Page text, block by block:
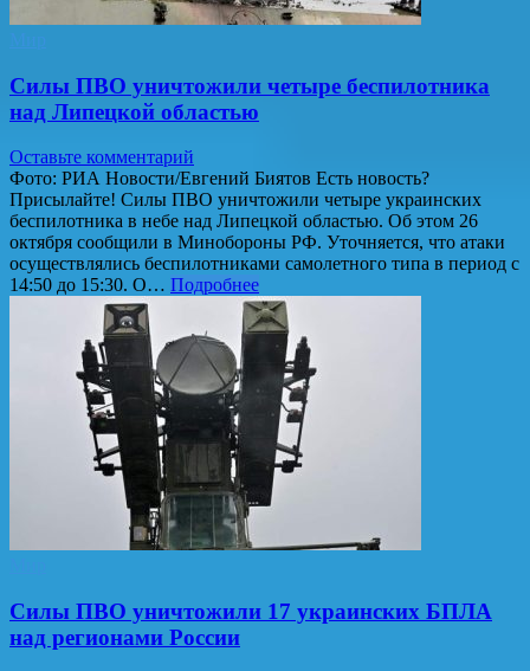
Силы ПВО уничтожили четыре беспилотника
над Липецкой областью
Оставьте комментарий
Фото: РИА Новости/Евгений Биятов Есть новость?
Присылайте! Силы ПВО уничтожили четыре украинских
беспилотника в небе над Липецкой областью. Об этом 26
октября сообщили в Минобороны РФ. Уточняется, что атаки
осуществлялись беспилотниками самолетного типа в период с
14:50 до 15:30. О… Подробнее
Силы ПВО уничтожили 17 украинских БПЛА
над регионами России